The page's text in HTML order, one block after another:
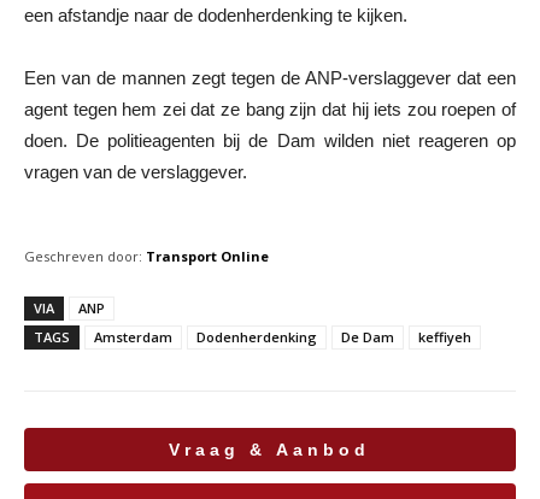
een afstandje naar de dodenherdenking te kijken.
Een van de mannen zegt tegen de ANP-verslaggever dat een
agent tegen hem zei dat ze bang zijn dat hij iets zou roepen of
doen. De politieagenten bij de Dam wilden niet reageren op
vragen van de verslaggever.
Geschreven door: Transport Online
VIA
ANP
TAGS
Amsterdam Dodenherdenking De Dam keffiyeh
Vraag & Aanbod